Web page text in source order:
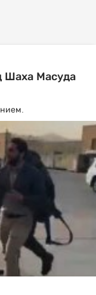
Шаха Масуда